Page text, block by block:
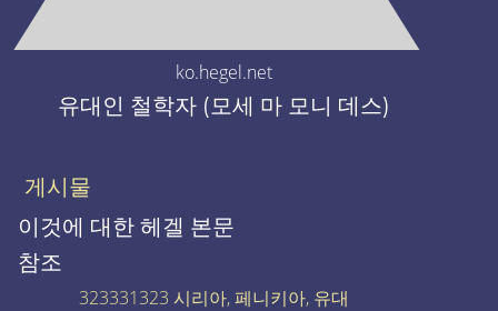
ko.hegel.net
유대인 철학자 (모세 마 모니 데스)
게시물
이것에 대한 헤겔 본문
참조
323331323 시리아, 페니키아, 유대